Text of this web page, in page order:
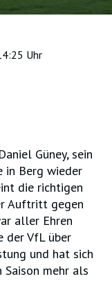
Uhr
Güney, sein
in Berg wieder
die richtigen
Auftritt gegen
aller Ehren
der VfL über
und hat sich
Saison mehr als